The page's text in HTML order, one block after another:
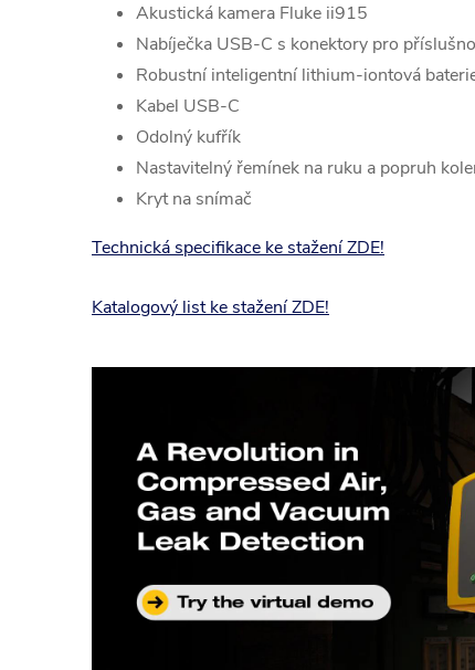
Akustická kamera Fluke ii915
Nabíječka USB‑C s konektory pro
Robustní inteligentní lithium‑iontová
Kabel USB‑C
Odolný kufřík
Nastavitelný řemínek na ruku a popruh
Kryt na snímač
Technická specifikace ke stažení ZDE!
Katalogový list ke stažení ZDE!